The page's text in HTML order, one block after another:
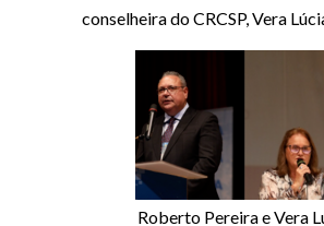
conselheira do CRCSP, Vera
Roberto Pereira e Vera